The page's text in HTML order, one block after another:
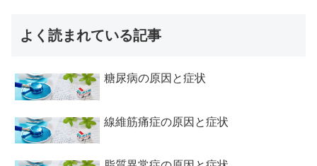
よく読まれている記事
糖尿病の原因と症状
線維筋痛症の原因と症状